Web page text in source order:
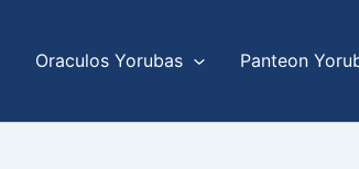
Oraculos Yorubas Panteon